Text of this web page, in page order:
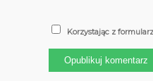
Korzystając z